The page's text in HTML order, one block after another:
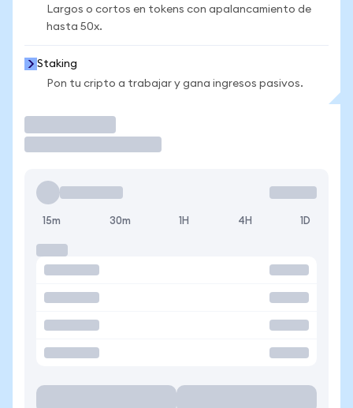
Largos o cortos en tokens con apalancamiento de
hasta 50x.
Staking
Pon tu cripto a trabajar y gana ingresos pasivos.
15m 30m 1H 4H 1D